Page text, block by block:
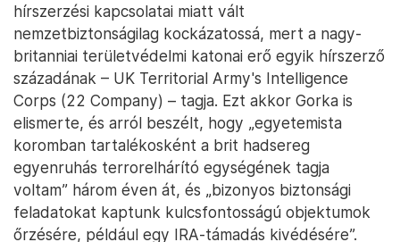
hírszerzési kapcsolatai miatt vált
nemzetbiztonságilag kockázatossá, mert a nagy-
britanniai területvédelmi katonai erő egyik hírszerző
századának – UK Territorial Army's Intelligence
Corps (22 Company) – tagja. Ezt akkor Gorka is
elismerte, és arról beszélt, hogy „egyetemista
koromban tartalékosként a brit hadsereg
egyenruhás terrorelhárító egységének tagja
voltam” három éven át, és „bizonyos biztonsági
feladatokat kaptunk kulcsfontosságú objektumok
őrzésére, például egy IRA-támadás kivédésére”.